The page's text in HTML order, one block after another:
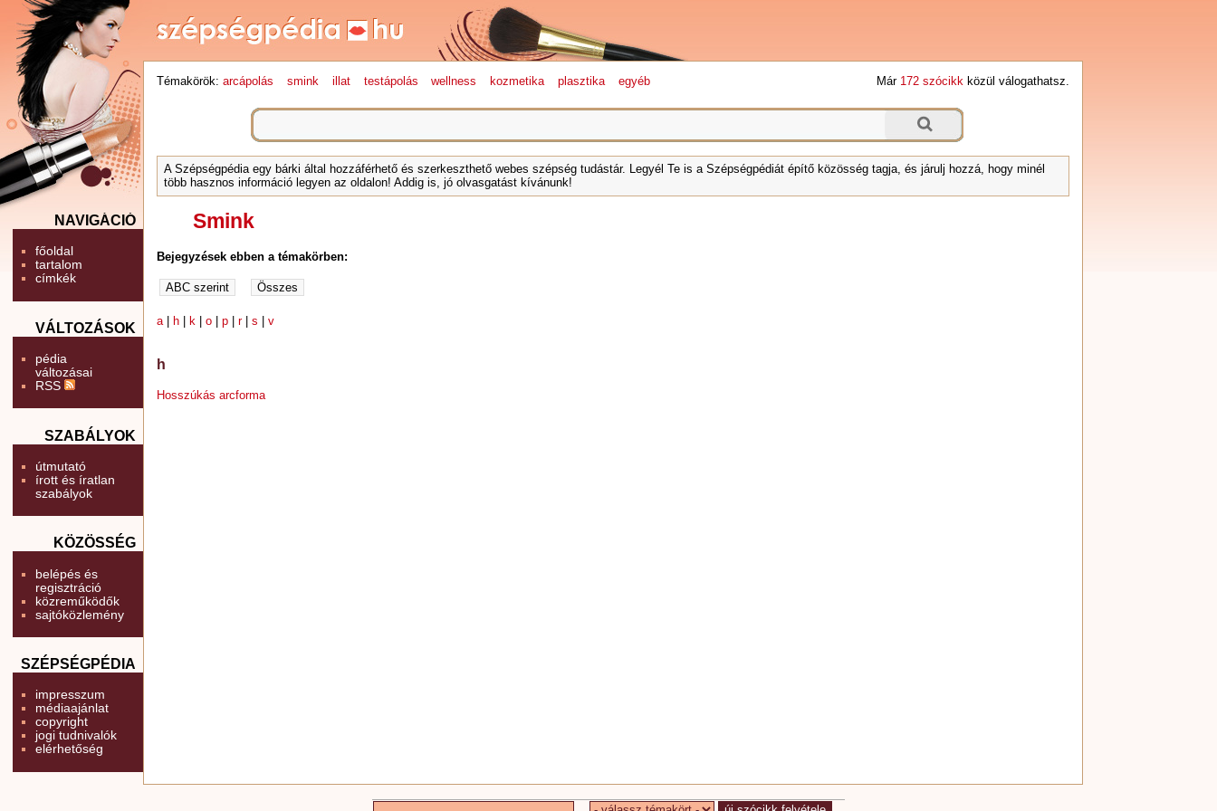
NAVIGÁCIÓ
főoldal
tartalom
címkék
VÁLTOZÁSOK
pédia
változásai
RSS
SZABÁLYOK
útmutató
írott és íratlan
szabályok
KÖZÖSSÉG
belépés és
regisztráció
közreműködők
sajtóközlemény
SZÉPSÉGPÉDIA
impresszum
médiaajánlat
copyright
jogi tudnivalók
elérhetőség
Témakörök: arcápolás smink illat testápolás wellness kozmetika plasztika egyéb Már 172 szócikkközül válogathatsz.
A Szépségpédia egy bárki által hozzáférhető és szerkeszthető webes szépség tudástár. Legyél Te is a Szépségpédiát építő közösség tagja, és járulj hozzá, hogy minél
több hasznos információ legyen az oldalon! Addig is, jó olvasgatást kívánunk!
Smink
Bejegyzések ebben a témakörben:
a h k |o |p |r|s |v
h
Hosszúkás arcforma